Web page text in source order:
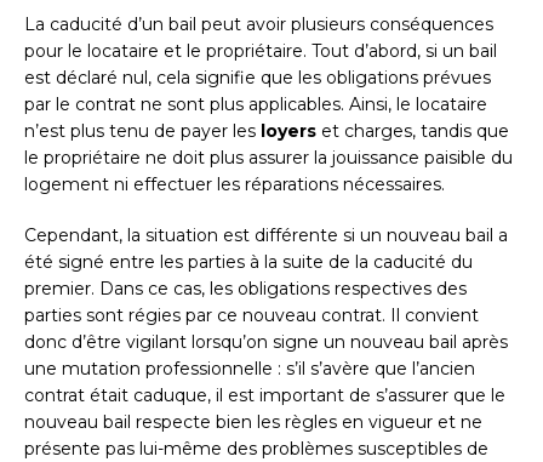
La caducité d’un bail peut avoir plusieurs conséquences
pour le locataire et le propriétaire. Tout d’abord, si un bail
est déclaré nul, cela signifie que les obligations prévues
par le contrat ne sont plus applicables. Ainsi, le locataire
n’est plus tenu de payer les loyers et charges, tandis que
le propriétaire ne doit plus assurer la jouissance paisible du
logement ni effectuer les réparations nécessaires.
Cependant, la situation est différente si un nouveau bail a
été signé entre les parties à la suite de la caducité du
premier. Dans ce cas, les obligations respectives des
parties sont régies par ce nouveau contrat. Il convient
donc d’être vigilant lorsqu’on signe un nouveau bail après
une mutation professionnelle : s’il s’avère que l’ancien
contrat était caduque, il est important de s’assurer que le
nouveau bail respecte bien les règles en vigueur et ne
présente pas lui-même des problèmes susceptibles de